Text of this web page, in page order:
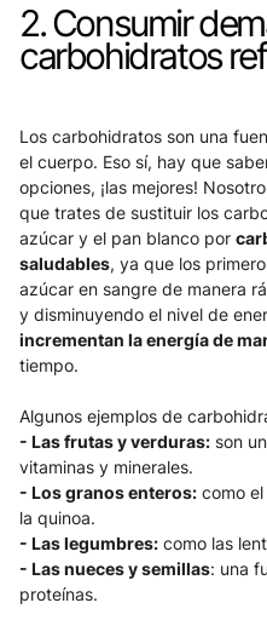
2. Consumir
carbohidratos
Los carbohidratos son una
el cuerpo. Eso sí, hay que
opciones, ¡las mejores!
que trates de sustituir los
azúcar y el pan blanco por
saludables, ya que los
azúcar en sangre de manera
incrementan la energía de
tiempo.
Algunos ejemplos de
- Las frutas y verduras: son
vitaminas y minerales.
- Los granos enteros: como
la quinoa.
- Las legumbres: como las
- Las nueces y semillas: una
proteínas.